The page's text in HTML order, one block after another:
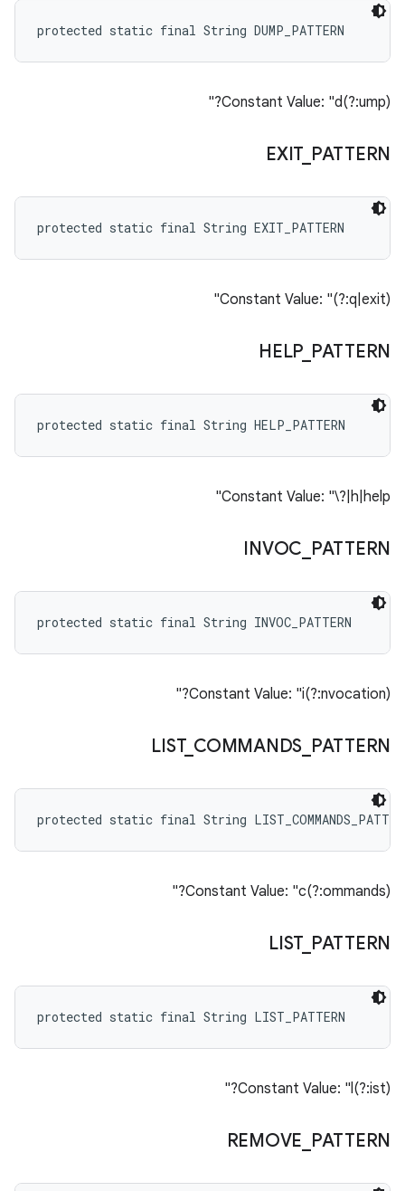
protected static final String DUMP_PATTERN
Constant Value: "d(?:ump)?"
EXIT_ PATTERN
protected static final String EXIT_PATTERN
Constant Value: "(?:q|exit)"
HELP_ PATTERN
protected static final String HELP_PATTERN
Constant Value: "\?|h|help"
INVOC PATTERN
protected static final String INVOC_PATTERN
Constant Value: "i(?:nvocation)?"
LIST_ COMMANDS PATTERN
protected static final String
Constant Value: "c(?:ommands)?"
LIST_ PATTERN
protected static final String LIST_PATTERN
Constant Value: "l(?:ist)?"
REMOVE PATTERN